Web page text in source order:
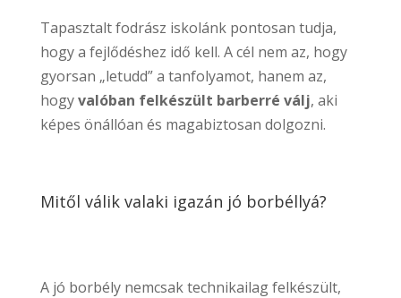
Tapasztalt fodrász iskolánk pontosan tudja,
hogy a fejlődéshez idő kell. A cél nem az, hogy
gyorsan „letudd” a tanfolyamot, hanem az,
hogyvalóban felkészült barberré válj, aki
képes önállóan és magabiztosan dolgozni.
Mitől válik valaki igazán jó borbéllyá?
A jó borbély nemcsak technikailag felkészült,